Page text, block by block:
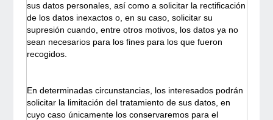
sus datos personales, así como a solicitar la rectificación
de los datos inexactos o, en su caso, solicitar su
supresión cuando, entre otros motivos, los datos ya no
sean necesarios para los fines para los que fueron
recogidos.
En determinadas circunstancias, los interesados podrán
solicitar la limitación del tratamiento de sus datos, en
cuyo caso únicamente los conservaremos para el